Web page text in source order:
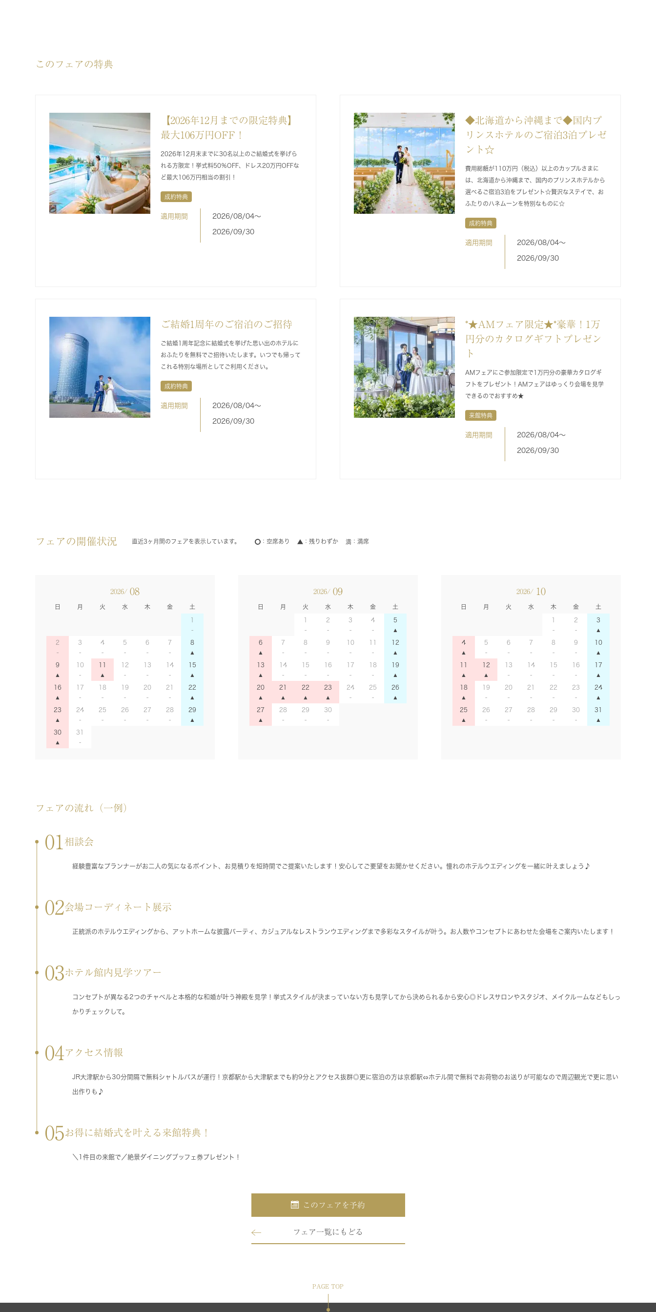
このフェアの特典
【2026年12月までの限定特典】
最大106万円OFF！
2026年12月末までに30名以上のご結婚式を挙げら
れる方限定！挙式料50％OFF、ドレス20万円OFFな
ど最大106万円相当の割引！
成約特典
適用期間 2026/08/04〜
2026/09/30
◆北海道から沖縄まで◆国内プ
リンスホテルのご宿泊3泊プレゼ
ント☆
費用総額が110万円（税込）以上のカップルさまに
は、北海道から沖縄まで、国内のプリンスホテルから
選べるご宿泊3泊をプレゼント☆贅沢なステイで、お
ふたりのハネムーンを特別なものに☆
成約特典
適用期間 2026/08/04〜
2026/09/30
ご結婚1周年のご宿泊のご招待
ご結婚1周年記念に結婚式を挙げた思い出のホテルに
おふたりを無料でご招待いたします。いつでも帰って
これる特別な場所としてご利用ください。
成約特典
適用期間 2026/08/04〜
2026/09/30
*★AMフェア限定★*豪華！1万
円分のカタログギフトプレゼン
ト
AMフェアにご参加限定で1万円分の豪華カタログギ
フトをプレゼント！AMフェアはゆっくり会場を見学
できるのでおすすめ★
来館特典
適用期間 2026/08/04〜
2026/09/30
フェアの開催状況 直近3ヶ月間のフェアを表示しています。 空席あり 残りわずか 満席
2026/ 08
日 月 火 水 木 金 土
1
2 3 4 5 6 7 8
9 10 11 12 13 14 15
16 17 18 19 20 21 22
23 24 25 26 27 28 29
30 31
2026/ 09
日 月 火 水 木 金 土
1 2 3 4 5
6 7 8 9 10 11 12
13 14 15 16 17 18 19
20 21 22 23 24 25 26
27 28 29 30
2026/ 10
日 月 火 水 木 金 土
1 2 3
4 5 6 7 8 9 10
11 12 13 14 15 16 17
18 19 20 21 22 23 24
25 26 27 28 29 30 31
フェアの流れ（一例）
01 相談会
経験豊富なプランナーがお二人の気になるポイント、お見積りを短時間でご提案いたします！安心してご要望をお聞かせください。憧れのホテルウエディングを一緒に叶えましょう♪
02会場コーディネート展示
正統派のホテルウエディングから、アットホームな披露パーティ、カジュアルなレストランウエディングまで多彩なスタイルが叶う。お人数やコンセプトにあわせた会場をご案内いたします！
03ホテル館内見学ツアー
コンセプトが異なる2つのチャペルと本格的な和婚が叶う神殿を見学！挙式スタイルが決まっていない方も見学してから決められるから安心◎ドレスサロンやスタジオ、メイクルームなどもしっ
かりチェックして。
04アクセス情報
JR大津駅から30分間隔で無料シャトルバスが運行！京都駅から大津駅までも約9分とアクセス抜群◎更に宿泊の方は京都駅⇔ホテル間で無料でお荷物のお送りが可能なので周辺観光で更に思い
出作りも♪
05お得に結婚式を叶える来館特典！
＼1件目の来館で／絶景ダイニングブッフェ券プレゼント！
このフェアを予約
フェア一覧にもどる
PAGE TOP